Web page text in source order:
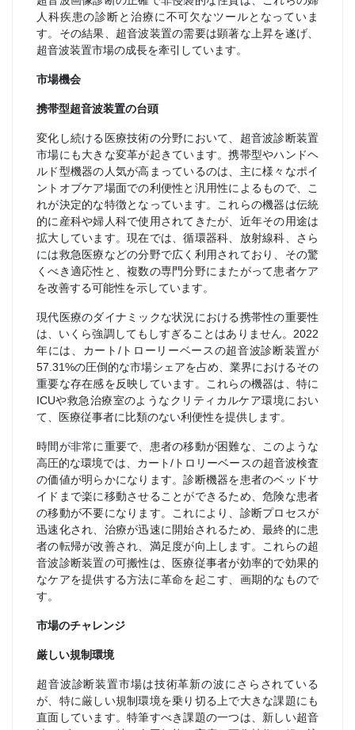
人科疾患の診断と治療に不可欠なツールとなっていま
す。その結果、超音波装置の需要は顕著な上昇を遂げ、
超音波装置市場の成長を牽引しています。
市場機会
携帯型超音波装置の台頭
変化し続ける医療技術の分野において、超音波診断装置
市場にも大きな変革が起きています。携帯型やハンドヘ
ルド型機器の人気が高まっているのは、主に様々なポイ
ントオブケア場面での利便性と汎用性によるもので、こ
れが決定的な特徴となっています。これらの機器は伝統
的に産科や婦人科で使用されてきたが、近年その用途は
拡大しています。現在では、循環器科、放射線科、さら
には救急医療などの分野で広く利用されており、その驚
くべき適応性と、複数の専門分野にまたがって患者ケア
を改善する可能性を示しています。
現代医療のダイナミックな状況における携帯性の重要性
は、いくら強調してもしすぎることはありません。2022
年には、カート/トローリーベースの超音波診断装置が
57.31%の圧倒的な市場シェアを占め、業界におけるその
重要な存在感を反映しています。これらの機器は、特に
ICUや救急治療室のようなクリティカルケア環境におい
て、医療従事者に比類のない利便性を提供します。
時間が非常に重要で、患者の移動が困難な、このような
高圧的な環境では、カート/トロリーベースの超音波検査
の価値が明らかになります。診断機器を患者のベッドサ
イドまで楽に移動させることができるため、危険な患者
の移動が不要になります。これにより、診断プロセスが
迅速化され、治療が迅速に開始されるため、最終的に患
者の転帰が改善され、満足度が向上します。これらの超
音波診断装置の可搬性は、医療従事者が効率的で効果的
なケアを提供する方法に革命を起こす、画期的なもので
す。
市場のチャレンジ
厳しい規制環境
超音波診断装置市場は技術革新の波にさらされている
が、特に厳しい規制環境を乗り切る上で大きな課題にも
直面しています。特筆すべき課題の一つは、新しい超音